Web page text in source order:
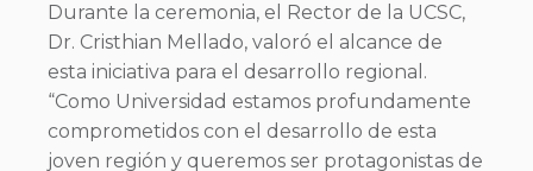
Durante la ceremonia, el Rector de la UCSC,
Dr. Cristhian Mellado, valoró el alcance de
esta iniciativa para el desarrollo regional.
“Como Universidad estamos profundamente
comprometidos con el desarrollo de esta
joven región y queremos ser protagonistas de